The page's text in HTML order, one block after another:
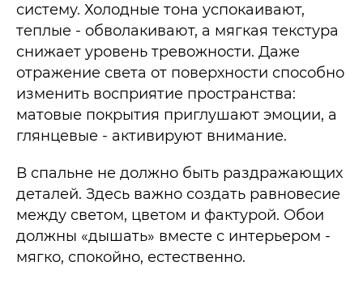
систему. Холодные тона успокаивают,
теплые - обволакивают, а мягкая текстура
снижает уровень тревожности. Даже
отражение света от поверхности способно
изменить восприятие пространства:
матовые покрытия приглушают эмоции, а
глянцевые - активируют внимание.
В спальне не должно быть раздражающих
деталей. Здесь важно создать равновесие
между светом, цветом и фактурой. Обои
должны «дышать» вместе с интерьером -
мягко, спокойно, естественно.